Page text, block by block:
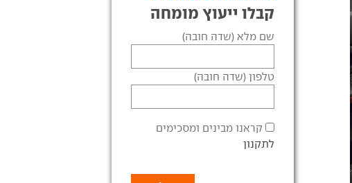
קבלו ייעוץ מומחה
שם מלא (שדה חובה)
טלפון (שדה חובה)
קראנו מבינים ומסכימים
לתקנון